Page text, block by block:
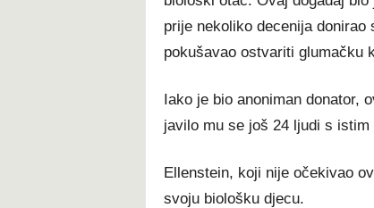
prije nekoliko decenija
pokušavao ostvariti glumačku
Iako je bio anoniman donator,
javilo mu se još 24 ljudi s istim
Ellenstein, koji nije očekivao
svoju biološku djecu.